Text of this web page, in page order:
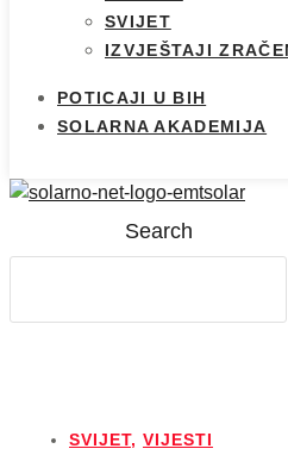
SVIJET
IZVJEŠTAJI
POTICAJI U BIH
SOLARNA AKADEMIJA
Search
SVIJET, VIJESTI